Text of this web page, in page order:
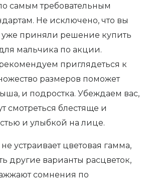
самым требовательным
Не исключено, что вы
уже приняли решение купить
мальчика по акции.
приглядеться к
размеров поможет
и подростка. Убеждаем вас,
смотреться блестяще и
и улыбкой на лице.
устраивает цветовая гамма,
другие варианты расцветок,
сомнения по